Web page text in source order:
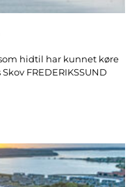
hidtil har kunnet køre
FREDERIKSSUND